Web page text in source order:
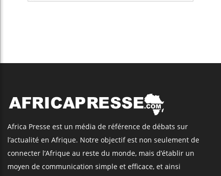
Africa Presse est un média de référence de débats sur
l’actualité en Afrique. Notre objectif est non seulement de
connecter l’Afrique au reste du monde, mais d’établir un
moyen de communication simple et efficace, et ainsi